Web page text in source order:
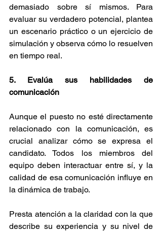
demasiado sobre sí mismos. Para
evaluar su verdadero potencial, plantea
un escenario práctico o un ejercicio de
simulación y observa cómo lo resuelven
en tiempo real.
5. Evalúa sus habilidades de
comunicación
Aunque el puesto no esté directamente
relacionado con la comunicación, es
crucial analizar cómo se expresa el
candidato. Todos los miembros del
equipo deben interactuar entre sí, y la
calidad de esa comunicación influye en
la dinámica de trabajo.
Presta atención a la claridad con la que
describe su experiencia y su nivel de